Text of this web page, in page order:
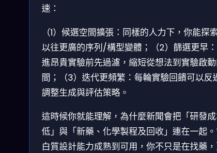
速：
（1）候選空間擴張：同樣的人力下，你能探
以往更廣的序列/構型變體；（2）篩選更早
進昂貴實驗前先過濾，縮短從想法到實驗啟
間；（3）迭代更頻繁：每輪實驗回饋可以反
調整生成與評估策略。
這時候你就能理解，為什麼新聞會把「研發
低」與「新藥、化學製程及回收」連在一起
白質設計能力成熟到可用，你不只是在找藥